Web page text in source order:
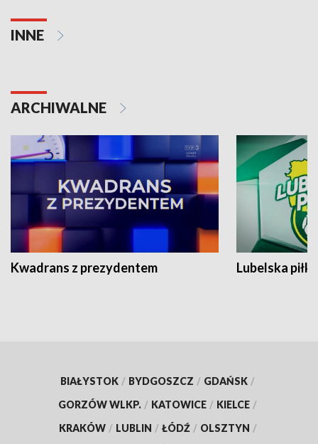
INNE
ARCHIWALNE
Kwadrans z prezydentem Lubelska piłka
BIAŁYSTOK / BYDGOSZCZ / GDAŃSK /
GORZÓW WLKP. / KATOWICE / KIELCE /
KRAKÓW / LUBLIN / ŁÓDŹ / OLSZTYN /